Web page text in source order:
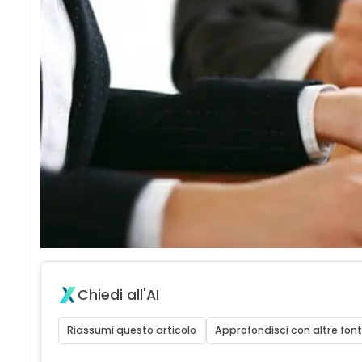
Chiedi all'AI
Riassumi questo articolo Approfondisci con altre